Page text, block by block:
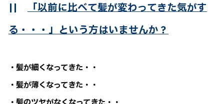
|| 「以前に比べて髪が変わってきた気がす
る・・・」という方はいませんか？
・髪が細くなってきた・・
・髪が薄くなってきた・・